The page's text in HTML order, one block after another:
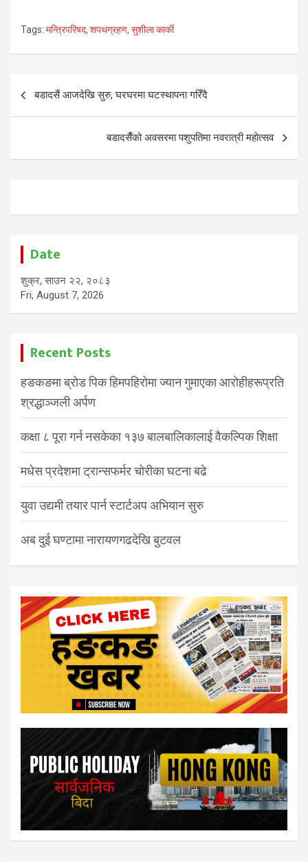
Tags: मन्त्रिपरिषद, शपथग्रहण, सुशीला कार्की
Post
navigation
बडादसैं आजदेखि सुरु, घरघरमा घटस्थापना गरिँदै
बडादसैँको अवसरमा पशुपतिमा नवरात्री महोत्सव
Date
शुक्र, साउन २२, २०८३
Fri, August 7, 2026
Recent Posts
हङकङमा ब्रोड पिक हिमपहिरोमा ज्यान गुमाएका आरोहीहरूप्रति
श्रद्धाञ्जली अर्पण
कक्षा ८ पूरा गर्न नसकेका १३७ बालबालिकालाई वैकल्पिक शिक्षा
मधेस प्रदेशमा ट्रान्सफर्मर चोरीका घटना बढे
युवा उद्यमी तयार पार्न स्टार्टअप अभियान सुरु
अब दुई घण्टामा नारायणगढदेखि बुटवल